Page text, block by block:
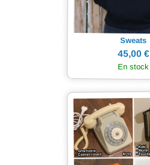
Sweats
45,00 €
En stock